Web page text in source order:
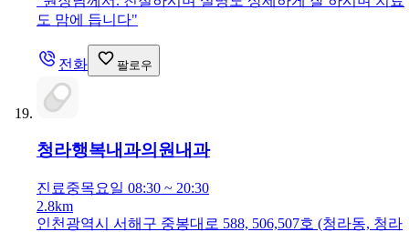
도 맘에 듭니다"
전화 팔로우
청라행복내과의원내과
진료중목요일 08:30 ~ 20:30
2.8km
인천광역시 서해구 중봉대로 588, 506,507호 (청라동, 청라